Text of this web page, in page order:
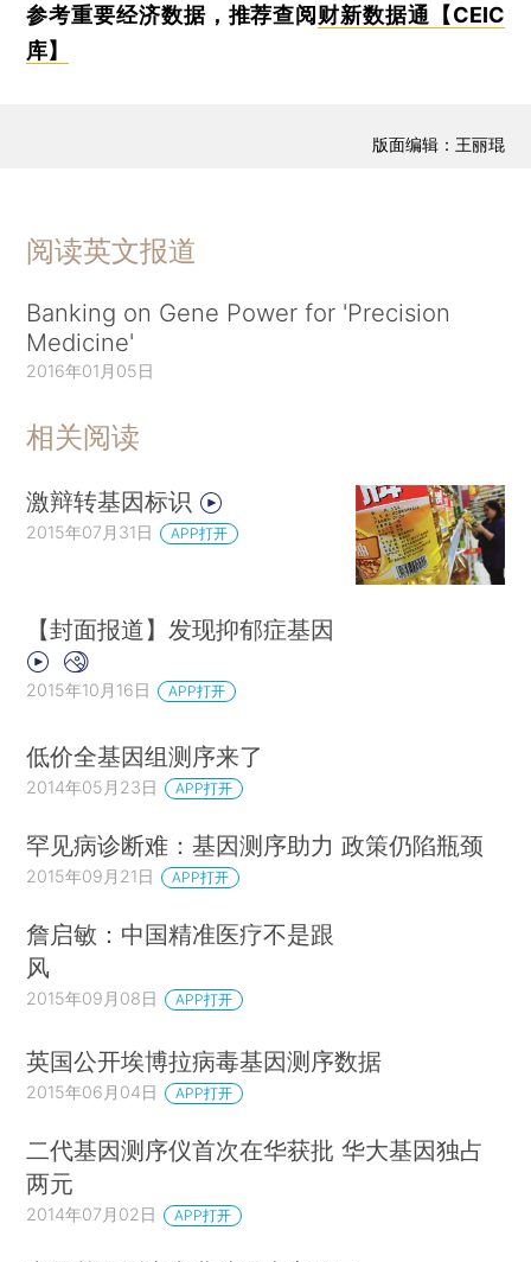
参考重要经济数据，推荐查阅财新数据通【CEIC
库】
版面编辑：王丽琨
阅读英文报道
Banking on Gene Power for 'Precision
Medicine'
2016年01月05日
相关阅读
激辩转基因标识
2015年07月31日 APP打开
【封面报道】发现抑郁症基因
2015年10月16日 APP打开
低价全基因组测序来了
2014年05月23日 APP打开
罕见病诊断难：基因测序助力 政策仍陷瓶颈
2015年09月21日 APP打开
詹启敏：中国精准医疗不是跟
风
2015年09月08日 APP打开
英国公开埃博拉病毒基因测序数据
2015年06月04日 APP打开
二代基因测序仪首次在华获批 华大基因独占
两元
2014年07月02日 APP打开